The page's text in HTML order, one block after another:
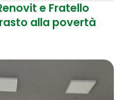
e Fratello
alla povertà